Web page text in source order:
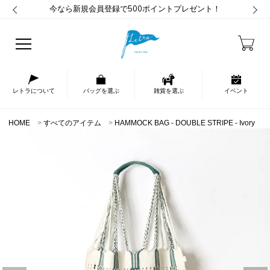
今なら新規会員登録で500ポイントプレゼント！
レトラについて バッグを選ぶ 雑貨を選ぶ イベント
HOME すべてのアイテム HAMMOCK BAG - DOUBLE STRIPE - Ivory